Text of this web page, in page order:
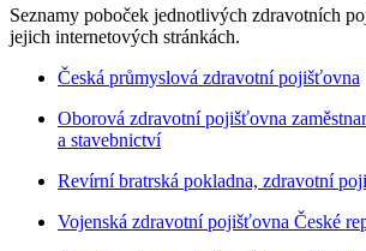
Seznamy poboček jednotlivých zdravotních
jejich internetových stránkách.
Česká průmyslová zdravotní pojišťovna
Oborová zdravotní pojišťovna
a stavebnictví
Revírní bratrská pokladna, zdravotní
Vojenská zdravotní pojišťovna České